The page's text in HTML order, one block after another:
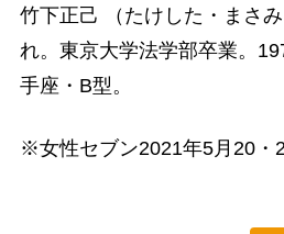
竹下正己 （たけした・まさ
れ。東京大学法学部卒業。
手座・B型。
※女性セブン2021年5月20・